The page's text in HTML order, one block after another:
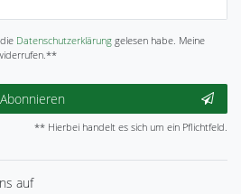
Daten­schutz­erklärunggelesen habe. Meine
Abonnieren
** Hierbei handelt es sich um ein Pflichtfeld.
auf